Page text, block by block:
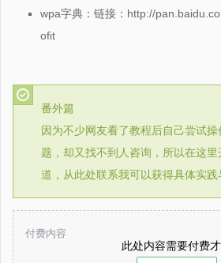
wpa字典：链接：http://
ofit
番外篇
因为不少网友看了教程后自己尝试
题，却又找不到人咨询，所以在这
道，从此处联系我可以获得具体实践
此处内容需要付费
付费内容